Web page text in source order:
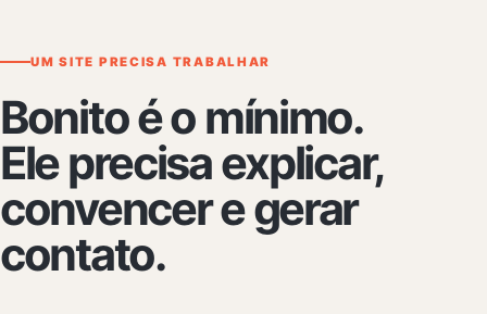
UM SITE PRECISA TRABALHAR
Bonito é o mínimo.
Ele precisa explicar,
convencer e gerar
contato.